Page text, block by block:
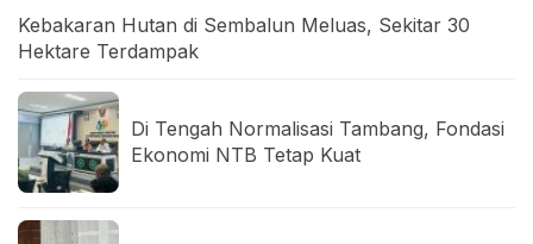
Kebakaran Hutan di Sembalun Meluas, Sekitar 30
Hektare Terdampak
Di Tengah Normalisasi Tambang, Fondasi
Ekonomi NTB Tetap Kuat